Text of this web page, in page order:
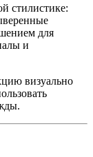
стилистике:
для
и
визуально